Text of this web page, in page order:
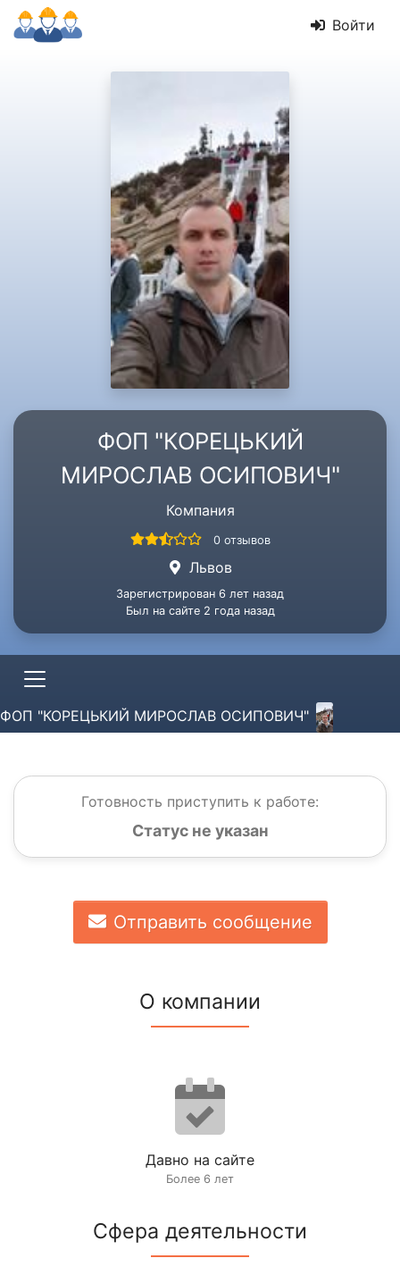
Войти
ФОП "КОРЕЦЬКИЙ
МИРОСЛАВ ОСИПОВИЧ"
Компания
0 отзывов
Львов
Зарегистрирован 6 лет назад
Был на сайте 2 года назад
ФОП "КОРЕЦЬКИЙ МИРОСЛАВ ОСИПОВИЧ"
Готовность приступить к работе:
Статус не указан
Отправить сообщение
О компании
Давно на сайте
Более 6 лет
Сфера деятельности